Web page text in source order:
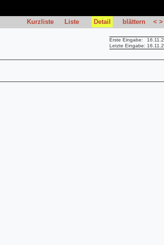
Kurzliste Liste Detail blättern < >
Erste Eingabe:
Letzte Eingabe: